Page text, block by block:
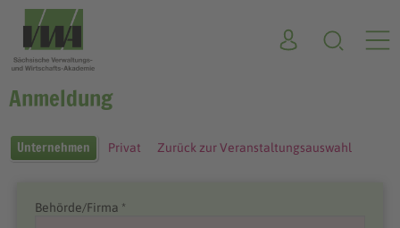
Anmeldung
Unternehmen Privat Zurück zur Veranstaltungsauswahl
Behörde/Firma *